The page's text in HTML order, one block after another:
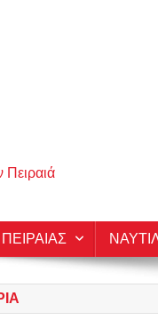
Πειραιά
ΠΕΙΡΑΙΑΣ